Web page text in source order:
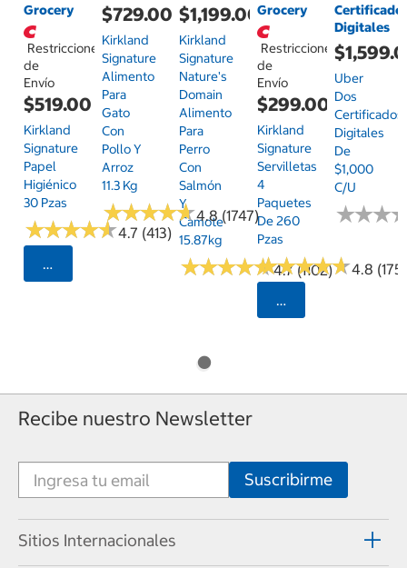
Grocery
Restricciones
de
Envío
$519.00
Kirkland
Signature
Papel
Higiénico
30 Pzas
★★★★★
★★★★★4.7 (413)
Seleccionar Código Postal
$729.00
Kirkland
Signature
Alimento
Para
Gato
Con
Pollo Y
Arroz
11.3 Kg
★★★★★
★★★★★4.8 (1747)
$1,199.00
Kirkland
Signature
Nature's
Domain
Alimento
Para
Perro
Con
Salmón
Y
Camote
15.87kg
★★★★★
★★★★★4.7 (1102)
Grocery
Restricciones
de
Envío
$299.00
Kirkland
Signature
Servilletas
4
Paquetes
De 260
Pzas
★★★★★
★★★★★4.8 (175)
Seleccionar
Digitales
Uber
Dos
Certificados
Digitales
De
$1,000
C/u
★★★
★★★
Recibe nuestro Newsletter
Sitios Internacionales